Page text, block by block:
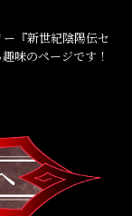
『新世紀陰陽伝セ
味のページです！